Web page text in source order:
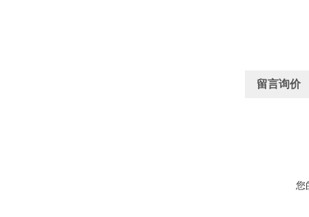
留言询价
您